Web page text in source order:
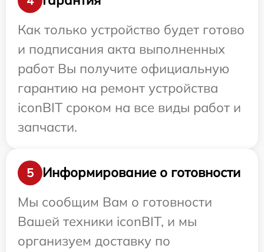
Как только устройство будет готово
и подписания акта выполненных
работ Вы получите официальную
гарантию на ремонт устройства
iconBIT сроком на все виды работ и
запчасти.
5
Информирование о готовности
Мы сообщим Вам о готовности
Вашей техники iconBIT, и мы
организуем доставку по